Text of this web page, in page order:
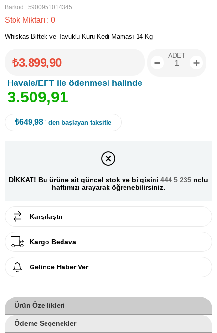
Barkod : 5900951014345
Stok Miktarı : 0
Whiskas Biftek ve Tavuklu Kuru Kedi Maması 14 Kg
₺3.899,90
Havale/EFT ile ödenmesi halinde
3.509,91
ADET
₺649,98 ' den başlayan taksitle
DİKKAT! Bu ürüne ait güncel stok ve bilgisini 444 5 235 nolu
hattımızı arayarak öğrenebilirsiniz.
Karşılaştır
Kargo Bedava
Gelince Haber Ver
Ürün Özellikleri
Ödeme Seçenekleri